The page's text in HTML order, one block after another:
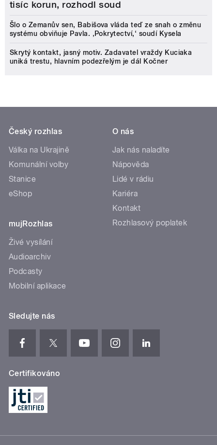
tisíc korun, rozhodl soud
Šlo o Zemanův sen, Babišova vláda teď ze snah o změnu
systému obviňuje Pavla. ‚Pokrytectví,‘ soudí Kysela
Skrytý kontakt, jasný motiv. Zadavatel vraždy Kuciaka
uniká trestu, hlavním podezřelým je dál Kočner
Český rozhlas
Válka na Ukrajině
Komunální volby
Stanice
eShop
mujRozhlas
Živé vysílání
Audioarchiv
Podcasty
Mobilní aplikace
O nás
Jak nás naladíte
Nápověda
Lidé v rádiu
Kariéra
Kontakt
Rozhlasový poplatek
Sledujte nás
Certifikováno